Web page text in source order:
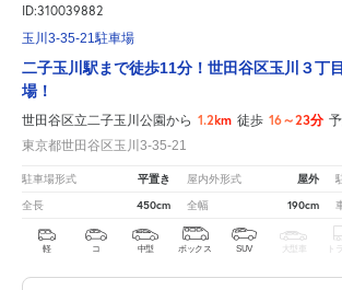
ID:310039882
玉川3-35-21駐車場
二子玉川駅まで徒歩11分！世田谷区玉川３丁
場！
世田谷区立二子玉川公園から 1.2km 徒歩 16～23分
東京都世田谷区玉川3-35-21
駐車場形式 平置き 屋内外形式 屋外
全長 450cm 全幅 190cm
軽 コ 中型 ボックス SUV 大型車 ト